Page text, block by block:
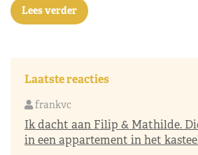
Lees verder
Laatste reacties
frankvc
Ik dacht aan Filip & Mathilde.
in een appartement in het